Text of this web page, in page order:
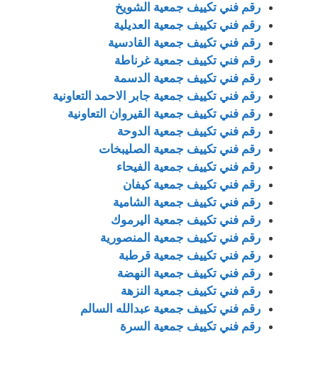
رقم فني تكييف جمعية الشويخ
رقم فني تكييف جمعية العديلية
رقم فني تكييف جمعية القادسية
رقم فني تكييف جمعية غرناطة
رقم فني تكييف جمعية الدسمة
رقم فني تكييف جمعية جابر الاحمد التعاونية
رقم فني تكييف جمعية القيروان التعاونية
رقم فني تكييف جمعية الدوحة
رقم فني تكييف جمعية الصليبخات
رقم فني تكييف جمعية الفيحاء
رقم فني تكييف جمعية كيفان
رقم فني تكييف جمعية الشامية
رقم فني تكييف جمعية اليرموك
رقم فني تكييف جمعية المنصورية
رقم فني تكييف جمعية قرطبة
رقم فني تكييف جمعية النهضة
رقم فني تكييف جمعية النزهة
رقم فني تكييف جمعية عبدالله السالم
رقم فني تكييف جمعية السرة